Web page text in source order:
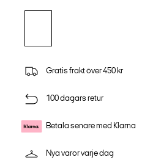
Gratis frakt över 450 kr
100 dagars retur
Betala senare med Klarna
Nya varor varje dag